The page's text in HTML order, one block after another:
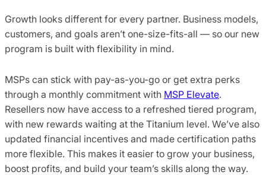
Growth looks different for every partner. Business models,
customers, and goals aren’t one-size-fits-all — so our new
program is built with flexibility in mind.
MSPs can stick with pay-as-you-go or get extra perks
through a monthly commitment with MSP Elevate.
Resellers now have access to a refreshed tiered program,
with new rewards waiting at the Titanium level. We’ve also
updated financial incentives and made certification paths
more flexible. This makes it easier to grow your business,
boost profits, and build your team’s skills along the way.